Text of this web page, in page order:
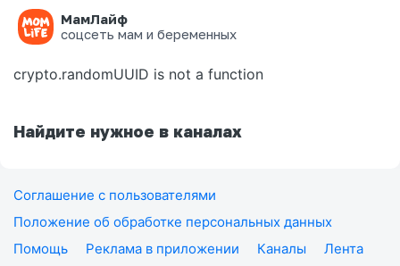
МамЛайф
соцсеть мам и беременных
Ошибка на странице
crypto.randomUUID is not a function
Найдите нужное в каналах
Соглашение с пользователями
Положение об обработке персональных данных
Помощь
Реклама в приложении Каналы
Лента